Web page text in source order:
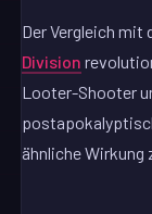
Der Vergleich mit
Division
Looter-Shooter
ähnliche Wirkung